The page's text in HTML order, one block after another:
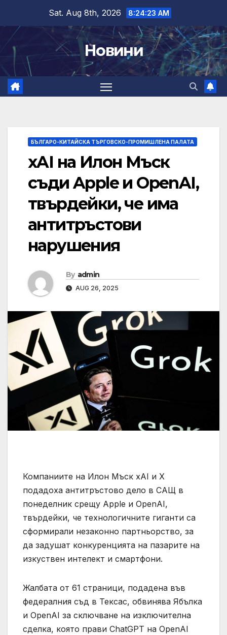
content
Sat. Aug 8th, 2026 8:24:24 AM
Новини
БЪЛГАРО-КИТАЙСКА ТЪРГОВСКО-ПРОМИШЛЕНА ПАЛАТА
xAI на Илон Мъск
съди Apple и OpenAI,
твърдейки, че има
антитръстови
нарушения
By admin
AUG 26, 2025
Компаниите на Илон Мъск xAI и X
подадоха антитръстово дело в САЩ в
понеделник срещу Apple и OpenAI,
твърдейки, че технологичните гиганти са
сформирали незаконно партньорство, за
да задушат конкуренцията на пазарите на
изкуствен интелект и смартфони.
Жалбата от 61 страници, подадена във
федералния съд в Тексас, обвинява Ябълка
и OpenAI за сключване на изключителна
сделка, която прави ChatGPT на OpenAI